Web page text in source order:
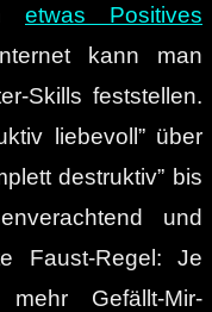
etwas Positives
kann man
Skills feststellen.
liebevoll” über
destruktiv” bis
und
Faust-Regel: Je
Gefällt-Mir-